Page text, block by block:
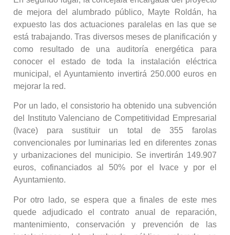
de mejora del alumbrado público, Mayte Roldán, ha
expuesto las dos actuaciones paralelas en las que se
está trabajando. Tras diversos meses de planificación y
como resultado de una auditoría energética para
conocer el estado de toda la instalación eléctrica
municipal, el Ayuntamiento invertirá 250.000 euros en
mejorar la red.
Por un lado, el consistorio ha obtenido una subvención
del Instituto Valenciano de Competitividad Empresarial
(Ivace) para sustituir un total de 355 farolas
convencionales por luminarias led en diferentes zonas
y urbanizaciones del municipio. Se invertirán 149.907
euros, cofinanciados al 50% por el Ivace y por el
Ayuntamiento.
Por otro lado, se espera que a finales de este mes
quede adjudicado el contrato anual de reparación,
mantenimiento, conservación y prevención de las